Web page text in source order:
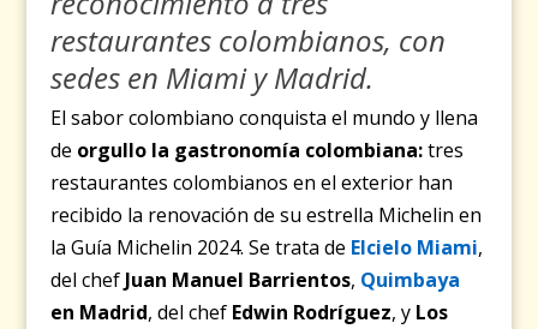
restaurantes colombianos, con
sedes en Miami y Madrid.
El sabor colombiano conquista el mundo y llena
de orgullo la gastronomía colombiana:tres
restaurantes colombianos en el exterior han
recibido la renovación de su estrella Michelin en
la Guía Michelin 2024. Se trata de Elcielo Miami,
del chef Juan Manuel Barrientos, Quimbaya
en Madrid, del chef Edwin Rodríguez, y Los